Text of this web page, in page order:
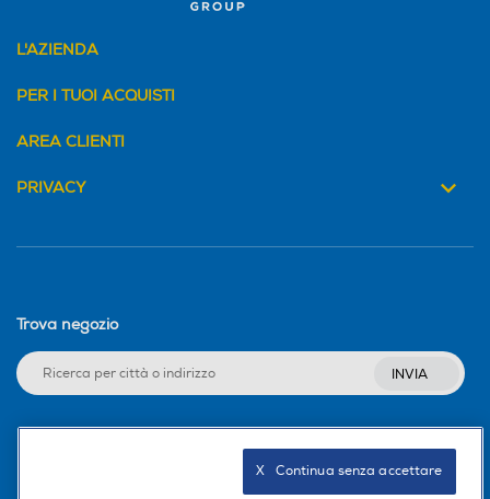
L'AZIENDA
PER I TUOI ACQUISTI
AREA CLIENTI
PRIVACY
Trova negozio
INVIA
X   Continua senza accettare